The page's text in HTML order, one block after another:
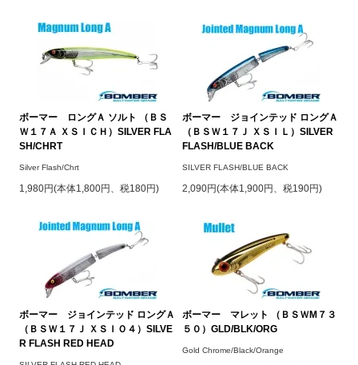
ボーマー ロングＡ ソルト （ＢＳ
Ｗ１７Ａ ＸＳＩＣＨ）SILVER FLA
SH/CHRT
Silver Flash/Chrt
1,980円(本体1,800円、税180円)
ボーマー ジョインテッド ロングＡ
（ＢＳＷ１７Ｊ ＸＳＩＬ）SILVER
FLASH/BLUE BACK
SILVER FLASH/BLUE BACK
2,090円(本体1,900円、税190円)
ボーマー ジョインテッド ロングＡ
（ＢＳＷ１７Ｊ ＸＳＩＯ４）SILVE
R FLASH RED HEAD
ボーマー マレット （ＢＳＷM７３
５０）GLD/BLK/ORG
Gold Chrome/Black/Orange